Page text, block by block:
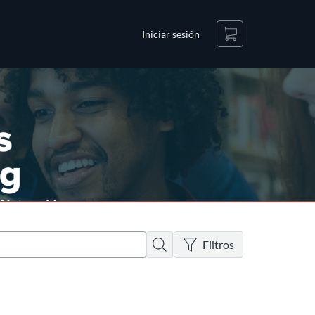
Iniciar sesión
Carrito
Buscar
Filtros
No hay filtros activos